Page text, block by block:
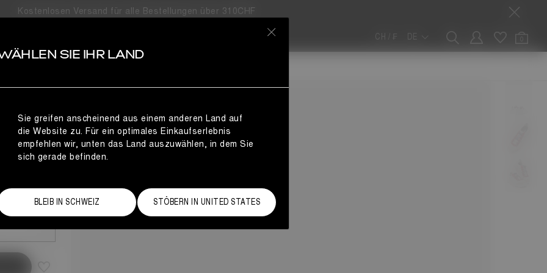
Kostenlosen Versand für alle Bestellungen über 310CHF
CH / ₣ DE 0
SIE IHR LAND
Sie greifen anscheinend aus einem anderen Land auf
die Website zu. Für ein optimales Einkaufserlebnis
empfehlen wir, unten das Land auszuwählen, in dem Sie
sich gerade befinden.
BLEIB IN SCHWEIZ STÖBERN IN UNITED STATES